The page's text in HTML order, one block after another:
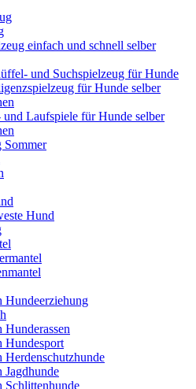
einfach und schnell selber
und Suchspielzeug für Hunde
für Hunde selber
und Laufspiele für Hunde selber
Sommer
Hund
Hundeerziehung
Hunderassen
Hundesport
Herdenschutzhunde
Jagdhunde
Schlittenhunde